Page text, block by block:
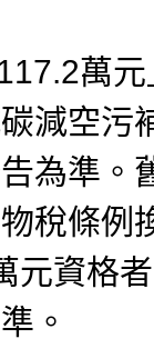
萬
減空污
為準。
稅條例
元資格
。